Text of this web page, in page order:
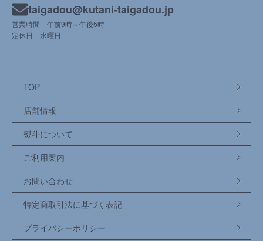
taigadou@kutani-taigadou.jp
営業時間 午前9時～午後5時
定休日 水曜日
TOP
店舗情報
熨斗について
ご利用案内
お問い合わせ
特定商取引法に基づく表記
プライバシーポリシー